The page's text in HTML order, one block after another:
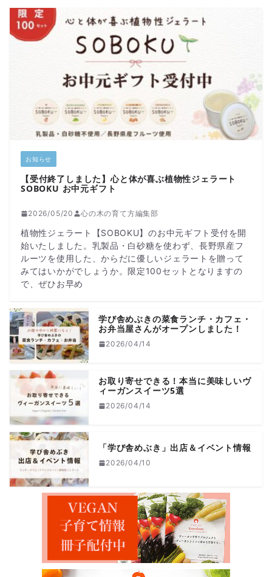
お知らせ
【受付終了しました】心と体が喜ぶ植物性ジェラート
SOBOKU お中元ギフト
2026/05/20 心の木の育て方編集部
植物性ジェラート【SOBOKU】のお中元ギフト受付を開
始いたしました。乳製品・白砂糖を使わず、長野県産フ
ルーツを使用した、からだに優しいジェラートを贈って
みてはいかがでしょうか。限定100セットとなりますの
で、ぜひお早め
学び舎めぶきの菜食ランチ・カフェ・
お弁当屋さんがオープンしました！
2026/04/14
お取り寄せできる！本当に美味しいヴ
ィーガンスイーツ5選
2026/04/14
「学び舎めぶき」出店＆イベント情報
2026/04/10